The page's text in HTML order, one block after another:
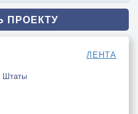
ПРОЕКТУ
ЛЕНТА
Штаты